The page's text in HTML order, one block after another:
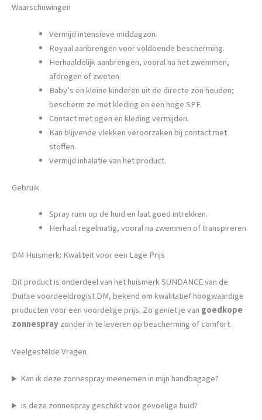
Waarschuwingen
Vermijd intensieve middagzon.
Royaal aanbrengen voor voldoende bescherming.
Herhaaldelijk aanbrengen, vooral na het zwemmen,
afdrogen of zweten.
Baby’s en kleine kinderen uit de directe zon houden;
bescherm ze met kleding en een hoge SPF.
Contact met ogen en kleding vermijden.
Kan blijvende vlekken veroorzaken bij contact met
stoffen.
Vermijd inhalatie van het product.
Gebruik
Spray ruim op de huid en laat goed intrekken.
Herhaal regelmatig, vooral na zwemmen of transpireren.
DM Huismerk: Kwaliteit voor een Lage Prijs
Dit product is onderdeel van het huismerk SUNDANCE van de
Duitse voordeeldrogist DM, bekend om kwalitatief hoogwaardige
producten voor een voordelige prijs. Zo geniet je van goedkope
zonnesprayzonder in te leveren op bescherming of comfort.
Veelgestelde Vragen
Kan ik deze zonnespray meenemen in mijn handbagage?
Is deze zonnespray geschikt voor gevoelige huid?